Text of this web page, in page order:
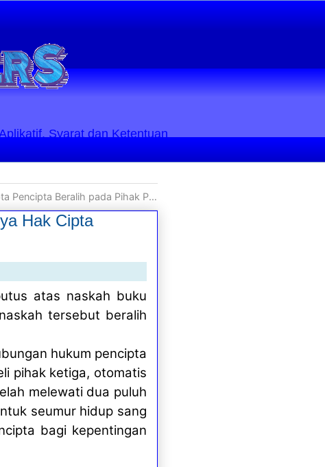
Syarat dan Ketentuan
pada Pihak Pembeli Hak Cipta
Hak Cipta
atas naskah buku
tersebut beralih
hukum pencipta
pihak ketiga, otomatis
melewati dua puluh
seumur hidup sang
bagi kepentingan